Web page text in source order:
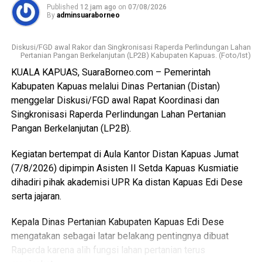
fasilitas yang lebih baik namun Pemkab Kapuas
kedepannya berkomitmen melengkapi sarpras sehingga
semakin optimal.
Ia juga mengapresiasi dukungan seluruh pelaku usaha yang
bersedia direlokasi tanpa adanya penolakan. Seluruh 16
pemotong unggas telah memenuhi kewajiban membayar
retribusi.
Rp300 per ekor meningkat dari tarif sebelumnya Rp100
per ekor. Dana ini masuk pendapatan daerah kemudian
kembali kepada peningkatan fasilitas RPU itu sendiri.
pemotongan unggas dapat berlangsung lebih tertata
memenuhi standar kesehatan masyarakat serta
Published 12 jam ago on 07/08/2026
By adminsuaraborneo
Diskusi/FGD awal Rakor dan Singkronisasi Raperda Perlindungan Lahan
Pertanian Pangan Berkelanjutan (LP2B) Kabupaten Kapuas. (Foto/Ist)
KUALA KAPUAS, SuaraBorneo.com – Pemerintah
Kabupaten Kapuas melalui Dinas Pertanian (Distan)
menggelar Diskusi/FGD awal Rapat Koordinasi dan
Singkronisasi Raperda Perlindungan Lahan Pertanian
Pangan Berkelanjutan (LP2B).
Kegiatan bertempat di Aula Kantor Distan Kapuas Jumat
(7/8/2026) dipimpin Asisten II Setda Kapuas Kusmiatie
dihadiri pihak akademisi UPR Ka distan Kapuas Edi Dese
serta jajaran.
Kepala Dinas Pertanian Kabupaten Kapuas Edi Dese
mengatakan sebagai latar belakang pentingnya dibuat
Raperda karena alih fungsi lahan pertanian terus